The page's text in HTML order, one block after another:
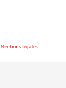
Mentions légales